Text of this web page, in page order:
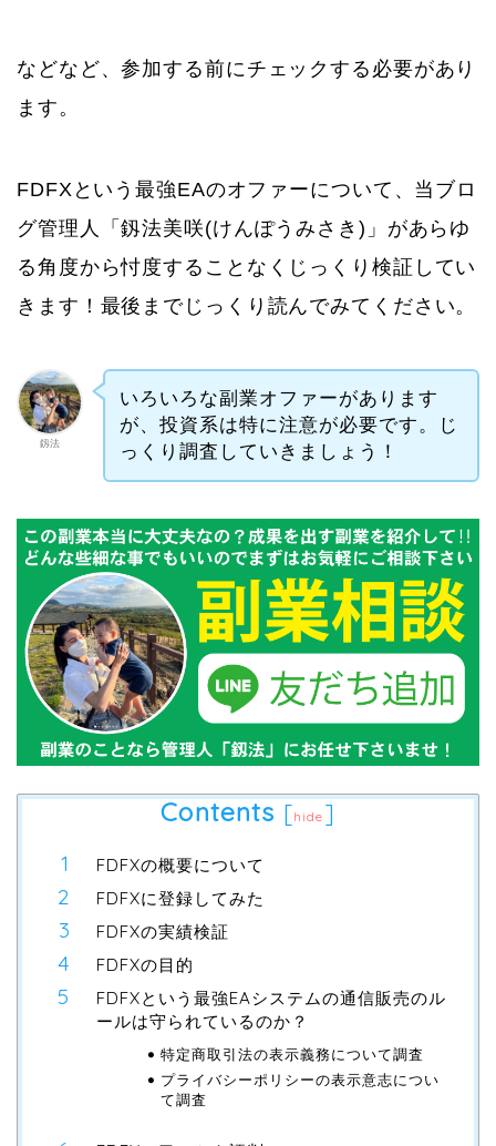
などなど、参加する前にチェックする必要があり
ます。
FDFXという最強EAのオファーについて、当ブロ
グ管理人「釼法美咲(けんぽうみさき)」があらゆ
る角度から忖度することなくじっくり検証してい
きます！最後までじっくり読んでみてください。
釼法
いろいろな副業オファーがあります
が、投資系は特に注意が必要です。じ
っくり調査していきましょう！
Contents [hide ]
FDFXの概要について
FDFXに登録してみた
FDFXの実績検証
FDFXの目的
FDFXという最強EAシステムの通信販売のル
ールは守られているのか？
特定商取引法の表示義務について調査
プライバシーポリシーの表示意志につい
て調査